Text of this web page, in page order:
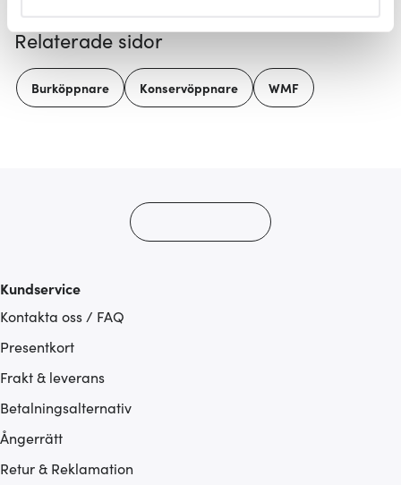
Vi använder cookies för att innehållet och annonserna
ska anpassas efter det som vi tror att du tycker om. Det
gör också att vi kan analysera vår trafik och göra
Relaterade sidor
Burköppnare Konservöppnare WMF
Kundservice
Kontakta oss / FAQ
Presentkort
Frakt & leverans
Betalningsalternativ
Ångerrätt
Retur & Reklamation